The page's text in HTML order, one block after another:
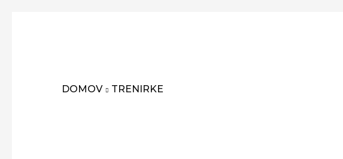
DOMOV TRENIRKE